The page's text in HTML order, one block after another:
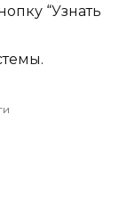
“Узнать